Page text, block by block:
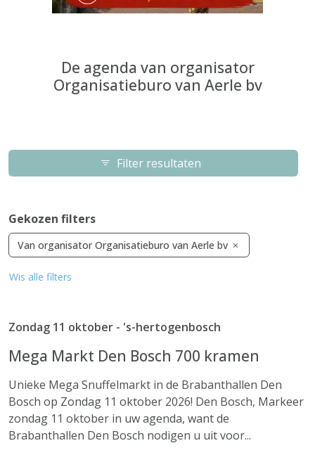
De agenda van organisator
Organisatieburo van Aerle bv
Filter resultaten
Gekozen filters
Van organisator Organisatieburo van Aerle bv
Wis alle filters
Zondag 11 oktober - 's-hertogenbosch
Mega Markt Den Bosch 700 kramen
Unieke Mega Snuffelmarkt in de Brabanthallen Den
Bosch op Zondag 11 oktober 2026! Den Bosch, Markeer
zondag 11 oktober in uw agenda, want de
Brabanthallen Den Bosch nodigen u uit voor...